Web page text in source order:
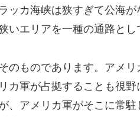
ッカ海峡は狭すぎて公海が
いエリアを一種の通路とし
のものであります。アメ
カ軍が占拠することも視野
、アメリカ軍がそこに常